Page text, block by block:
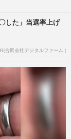
した」当選率上げ
合同会社デジタルファーム )